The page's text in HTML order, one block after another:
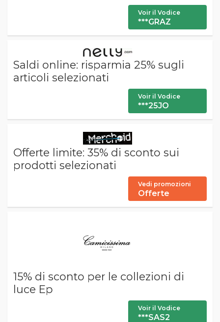
Voir il Vodice
***GRAZ
Saldi online: risparmia 25% sugli
articoli selezionati
Voir il Vodice
***25JO
Offerte limite: 35% di sconto sui
prodotti selezionati
Vedi promozioni
Offerte
15% di sconto per le collezioni di
luce Ep
Voir il Vodice
***SAS2